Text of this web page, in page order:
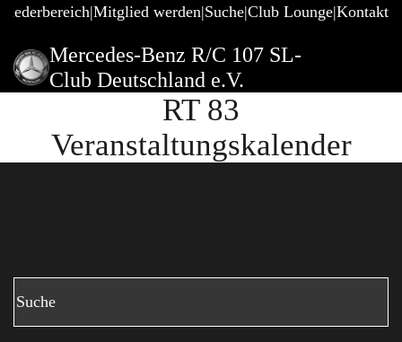
Mitglied werden Suche Club Lounge Kontakt
Mercedes-Benz R/C 107 SL-
Club Deutschland e.V.
RT 83
Veranstaltungskalender